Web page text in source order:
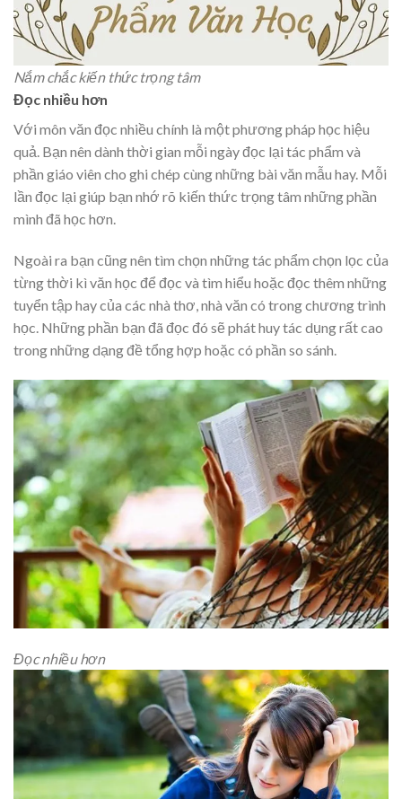
Nắm chắc kiến thức trọng tâm
Đọc nhiều hơn
Với môn văn đọc nhiều chính là một phương pháp học hiệu
quả. Bạn nên dành thời gian mỗi ngày đọc lại tác phẩm và
phần giáo viên cho ghi chép cùng những bài văn mẫu hay. Mỗi
lần đọc lại giúp bạn nhớ rõ kiến thức trọng tâm những phần
mình đã học hơn.
Ngoài ra bạn cũng nên tìm chọn những tác phẩm chọn lọc của
từng thời kì văn học để đọc và tìm hiểu hoặc đọc thêm những
tuyển tập hay của các nhà thơ, nhà văn có trong chương trình
học. Những phần bạn đã đọc đó sẽ phát huy tác dụng rất cao
trong những dạng đề tổng hợp hoặc có phần so sánh.
Đọc nhiều hơn